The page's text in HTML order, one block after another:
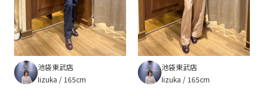
池袋東武店
Iizuka
165cm
池袋東武店
Iizuka
165cm